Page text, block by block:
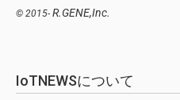
© 2015- R.GENE,Inc.
IoTNEWSについて